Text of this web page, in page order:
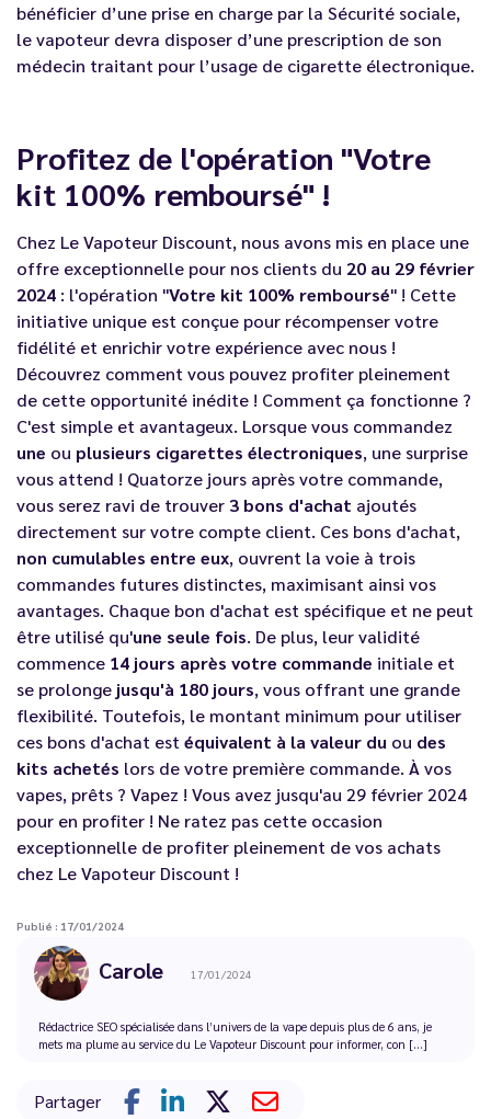
bénéficier d’une prise en charge par la Sécurité sociale,
le vapoteur devra disposer d’une prescription de son
médecin traitant pour l’usage de cigarette électronique.
Profitez de l'opération "Votre
kit 100% remboursé" !
Chez Le Vapoteur Discount, nous avons mis en place une
offre exceptionnelle pour nos clients du 20 au 29 février
2024 : l'opération "Votre kit 100% remboursé" ! Cette
initiative unique est conçue pour récompenser votre
fidélité et enrichir votre expérience avec nous !
Découvrez comment vous pouvez profiter pleinement
de cette opportunité inédite ! Comment ça fonctionne ?
C'est simple et avantageux. Lorsque vous commandez
une ou plusieurs cigarettes électroniques, une surprise
vous attend ! Quatorze jours après votre commande,
vous serez ravi de trouver 3 bons d'achat ajoutés
directement sur votre compte client. Ces bons d'achat,
non cumulables entre eux, ouvrent la voie à trois
commandes futures distinctes, maximisant ainsi vos
avantages. Chaque bon d'achat est spécifique et ne peut
être utilisé qu'une seule fois. De plus, leur validité
commence 14 jours après votre commande initiale et
se prolonge jusqu'à 180 jours, vous offrant une grande
flexibilité. Toutefois, le montant minimum pour utiliser
ces bons d'achat est équivalent à la valeur du ou des
kits achetés lors de votre première commande. À vos
vapes, prêts ? Vapez ! Vous avez jusqu'au 29 février 2024
pour en profiter ! Ne ratez pas cette occasion
exceptionnelle de profiter pleinement de vos achats
chez Le Vapoteur Discount !
Publié : 17/01/2024
Carole 17/01/2024
Rédactrice SEO spécialisée dans l’univers de la vape depuis plus de 6 ans, je
mets ma plume au service du Le Vapoteur Discount pour informer, con [...]
Partager